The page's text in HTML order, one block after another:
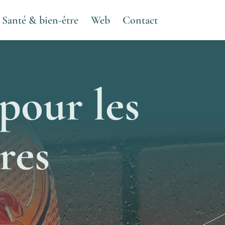
Santé & bien-être Web Contact
les